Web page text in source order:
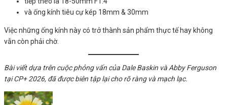
và ống kính tiêu cự kép 18mm & 30mm
Việc những ống kính này có trở thành sản phẩm thực tế hay không
vẫn còn phải chờ.
Bài viết dựa trên cuộc phỏng vấn của Dale Baskin và Abby Ferguson
tại CP+ 2026, đã được biên tập lại cho rõ ràng và mạch lạc.